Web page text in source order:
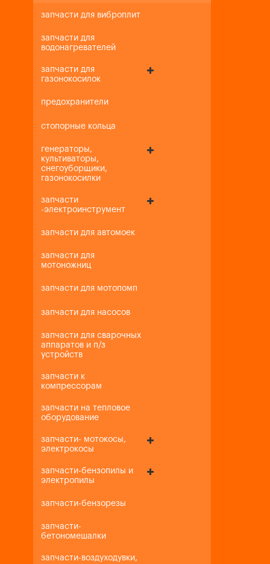
запчасти для виброплит
запчасти для
водонагревателей
запчасти для
газонокосилок
предохранители
стопорные кольца
генераторы,
культиваторы,
снегоуборщики,
газонокосилки
запчасти
-электроинструмент
запчасти для автомоек
запчасти для
мотоножниц
запчасти для мотопомп
запчасти для насосов
запчасти для сварочных
аппаратов и п/з
устройств
запчасти к
компрессорам
запчасти на тепловое
оборудование
запчасти- мотокосы,
электрокосы
запчасти-бензопилы и
электропилы
запчасти-бензорезы
запчасти-
бетономешалки
запчасти-воздуходувки,